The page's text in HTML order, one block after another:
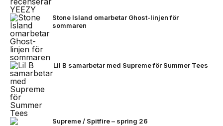
Stone Island omarbetar Ghost-linjen för
sommaren
Lil B samarbetar med Supreme för Summer Tees
Supreme / Spitfire – spring 26